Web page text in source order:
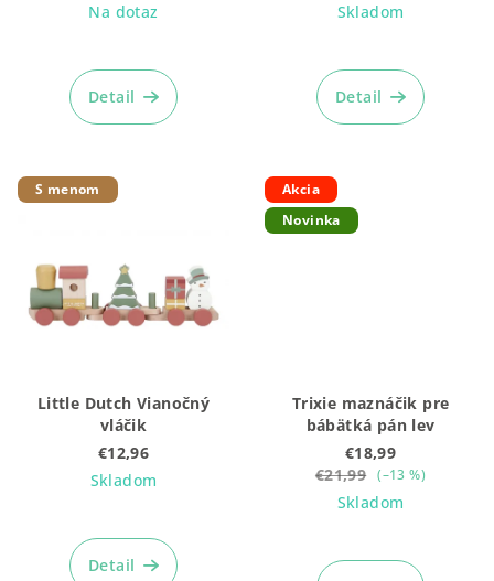
Na dotaz
hodnotenie
produktu
Detail
Skladom
hodnotenie
produktu
Detail
S menom
Little Dutch Vianočný
vláčik
€12,96
Skladom
Detail
Akcia
Novinka
Trixie maznáčik pre
bábätká pán lev
€18,99
€21,99 (–13 %)
Skladom